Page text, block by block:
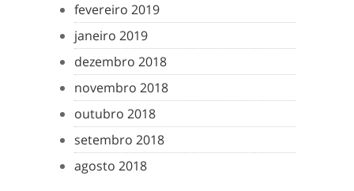
fevereiro 2019
janeiro 2019
dezembro 2018
novembro 2018
outubro 2018
setembro 2018
agosto 2018